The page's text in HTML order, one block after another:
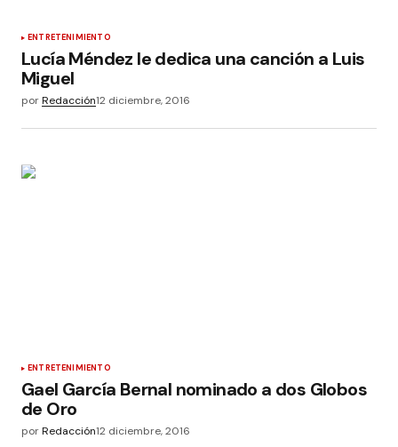
ENTRETENIMIENTO
Lucía Méndez le dedica una canción a Luis
Miguel
porRedacción12 diciembre, 2016
ENTRETENIMIENTO
Gael García Bernal nominado a dos Globos
de Oro
porRedacción12 diciembre, 2016